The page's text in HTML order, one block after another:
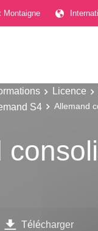
Montaigne
Licence
S4 Allemand
Télécharger